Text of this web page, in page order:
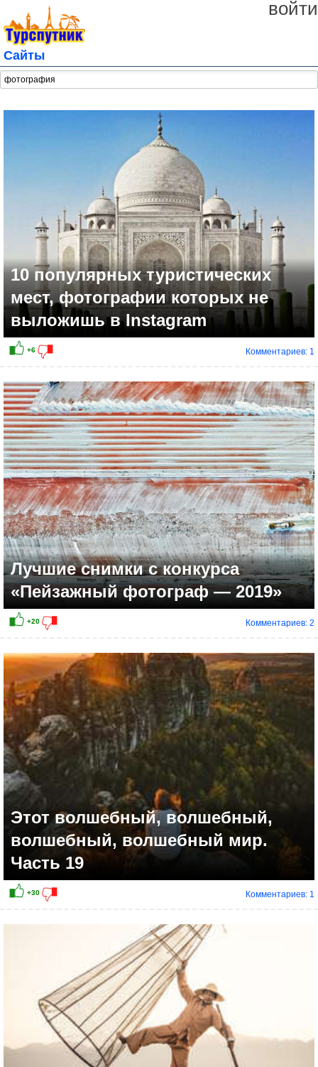
войти
Сайты
10 популярных туристических
мест, фотографии которых не
выложишь в Instagram
+6
Комментариев: 1
Лучшие снимки с конкурса
«Пейзажный фотограф — 2019»
Комментариев: 2
Этот волшебный, волшебный,
волшебный, волшебный мир.
Часть 19
Комментариев: 1